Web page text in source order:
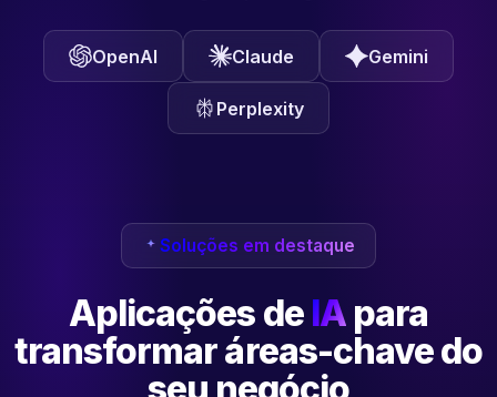
OpenAI Claude Gemini
Perplexity
Soluções em destaque
Aplicações de IApara
transformaráreas-chave do